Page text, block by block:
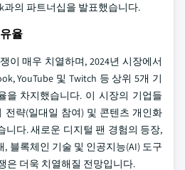
과의 파트너십을 발표했습니다.
율
이 매우 치열하며, 2024년 시장에서
YouTube 및 Twitch 등 상위 5개 기
을 차지했습니다. 이 시장의 기업들
전략(일대일 참여) 및 콘텐츠 개인화
니다. 새로운 디지털 팬 경험의 등장,
블록체인 기술 및 인공지능(AI) 도구
은 더욱 치열해질 전망입니다.